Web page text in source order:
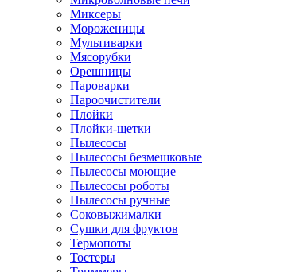
Миксеры
Мороженицы
Мультиварки
Мясорубки
Орешницы
Пароварки
Пароочистители
Плойки
Плойки-щетки
Пылесосы
Пылесосы безмешковые
Пылесосы моющие
Пылесосы роботы
Пылесосы ручные
Соковыжималки
Сушки для фруктов
Термопоты
Тостеры